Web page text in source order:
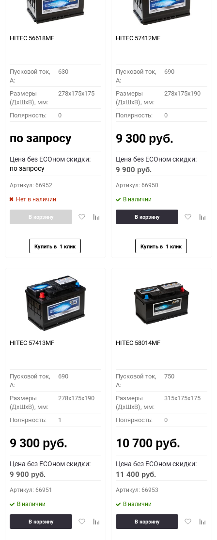
HITEC 56618MF
Пусковой ток,
A:
630
Размеры
(ДхШхВ), мм:
278x175x175
Полярность: 0
по запросу
Цена без ECOном скидки:
по запросу
Артикул: 66952
Нет в наличии
ДобавитьДобавить
В корзину
HITEC 57412MF
Пусковой ток,
A:
690
Размеры
(ДхШхВ), мм:
278x175x190
Полярность: 0
9 300 руб.
Цена без ECOном скидки:
9 900 руб.
Артикул: 66950
В наличии
Добавить
В корзину
HITEC 57413MF
Пусковой ток,
A:
690
Размеры
(ДхШхВ), мм:
278x175x190
Полярность: 1
9 300 руб.
Цена без ECOном скидки:
9 900 руб.
Артикул: 66951
В наличии
ДобавитьДобавить
В корзину
HITEC 58014MF
Пусковой ток,
A:
750
Размеры
(ДхШхВ), мм:
315x175x175
Полярность: 0
10 700 руб.
Цена без ECOном скидки:
11 400 руб.
Артикул: 66953
В наличии
Добавить
В корзину